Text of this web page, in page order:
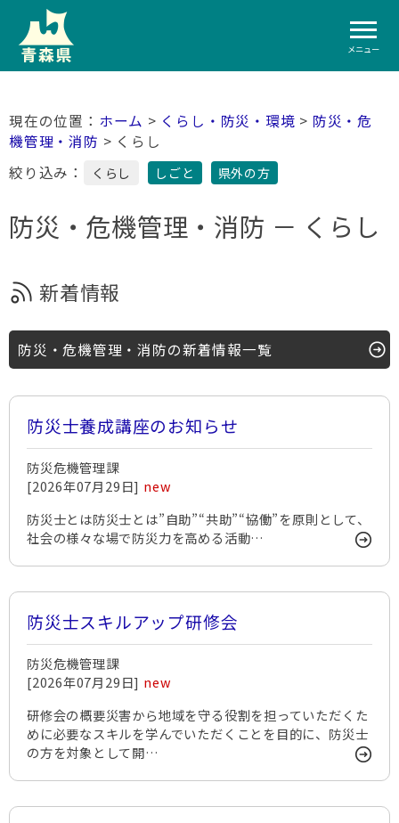
メニュー
ホーム > くらし・防災・環境 > 防災・危
機管理・消防 > くらし
絞り込み：
くらし しごと 県外の方
防災・危機管理・消防 － くらし
新着情報
防災・危機管理・消防の新着情報一覧
防災士養成講座のお知らせ
防災危機管理課
[2026年07月29日] new
防災士とは防災士とは”自助”“共助”“協働”を原則として、
社会の様々な場で防災力を高める活動…
防災士スキルアップ研修会
防災危機管理課
[2026年07月29日] new
研修会の概要災害から地域を守る役割を担っていただくた
めに必要なスキルを学んでいただくことを目的に、防災士
の方を対象として開…